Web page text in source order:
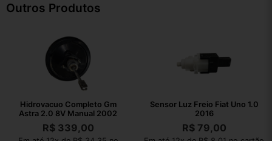
Outros Produtos
Hidrovacuo Completo Gm
Astra 2.0 8V Manual 2002
R$339,00
Sensor Luz Freio Fiat Uno 1.0
2016
R$79,00